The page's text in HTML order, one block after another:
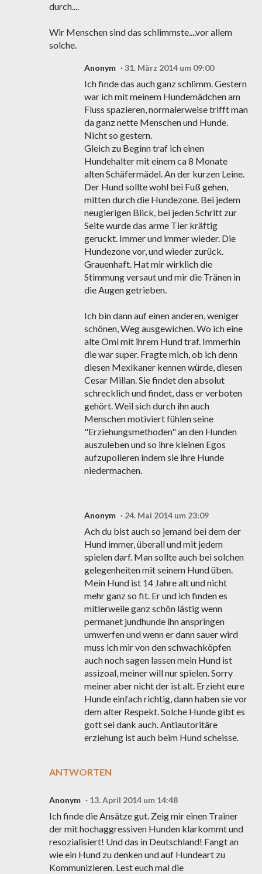
durch....
Wir Menschen sind das schlimmste....vor allem
solche.
ANTWORTEN
Anonym 31. März 2014 um 09:00
Ich finde das auch ganz schlimm. Gestern
war ich mit meinem Hundemädchen am
Fluss spazieren, normalerweise trifft man
da ganz nette Menschen und Hunde.
Nicht so gestern.
Gleich zu Beginn traf ich einen
Hundehalter mit einem ca 8 Monate
alten Schäfermädel. An der kurzen Leine.
Der Hund sollte wohl bei Fuß gehen,
mitten durch die Hundezone. Bei jedem
neugierigen Blick, bei jeden Schritt zur
Seite wurde das arme Tier kräftig
geruckt. Immer und immer wieder. Die
Hundezone vor, und wieder zurück.
Grauenhaft. Hat mir wirklich die
Stimmung versaut und mir die Tränen in
die Augen getrieben.
Ich bin dann auf einen anderen, weniger
schönen, Weg ausgewichen. Wo ich eine
alte Omi mit ihrem Hund traf. Immerhin
die war super. Fragte mich, ob ich denn
diesen Mexikaner kennen würde, diesen
Cesar Millan. Sie findet den absolut
schrecklich und findet, dass er verboten
gehört. Weil sich durch ihn auch
Menschen motiviert fühlen seine
"Erziehungsmethoden" an den Hunden
auszuleben und so ihre kleinen Egos
aufzupolieren indem sie ihre Hunde
niedermachen.
Anonym 24. Mai 2014 um 23:09
Ach du bist auch so jemand bei dem der
Hund immer, überall und mit jedem
spielen darf. Man sollte auch bei solchen
gelegenheiten mit seinem Hund üben.
Mein Hund ist 14 Jahre alt und nicht
mehr ganz so fit. Er und ich finden es
mitlerweile ganz schön lästig wenn
permanet jundhunde ihn anspringen
umwerfen und wenn er dann sauer wird
muss ich mir von den schwachköpfen
auch noch sagen lassen mein Hund ist
assizoal, meiner will nur spielen. Sorry
meiner aber nicht der ist alt. Erzieht eure
Hunde einfach richtig, dann haben sie vor
dem alter Respekt. Solche Hunde gibt es
gott sei dank auch. Antiautoritäre
erziehung ist auch beim Hund scheisse.
Anonym 13. April 2014 um 14:48
Ich finde die Ansätze gut. Zeig mir einen Trainer
der mit hochaggressiven Hunden klarkommt und
resozialisiert! Und das in Deutschland! Fangt an
wie ein Hund zu denken und auf Hundeart zu
Kommunizieren. Lest euch mal die